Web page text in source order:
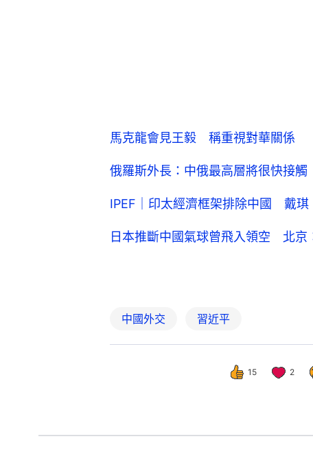
馬克龍會見王毅 稱重視對華關係
俄羅斯外長：中俄最高層將很快接觸
IPEF｜印太經濟框架排除中國 戴琪
日本推斷中國氣球曾飛入領空 北京
中國外交 習近平
15 2